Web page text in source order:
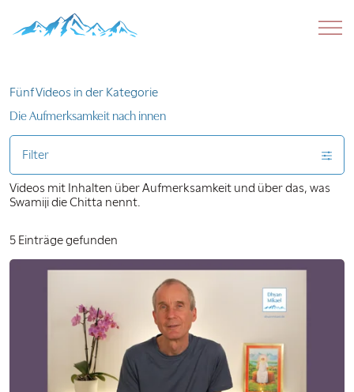
Fünf Videos in der Kategorie
Die Aufmerksamkeit nach innen
Filter
Videos mit Inhalten über Aufmerksamkeit und über das, was
Swamiji die Chitta nennt.
5 Einträge gefunden